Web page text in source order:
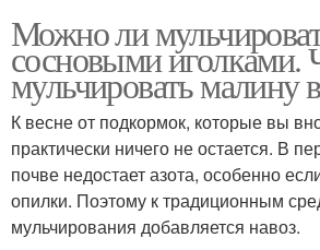
Можно ли
сосновыми иголками.
мульчировать малину
К весне от подкормок, которые вы
практически ничего не остается. В
почве недостает азота, особенно
опилки. Поэтому к традиционным
мульчирования добавляется навоз.